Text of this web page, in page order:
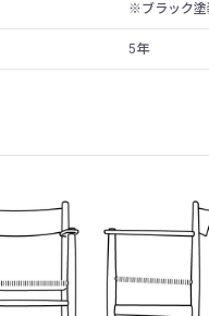
※ブラック塗
5年